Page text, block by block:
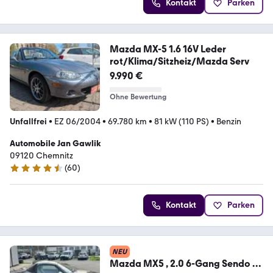
Kontakt Parken
Mazda MX-5 1.6 16V Leder
rot/Klima/Sitzheiz/Mazda Serv
9.990 €
Ohne Bewertung
Unfallfrei • EZ 06/2004• 69.780 km • 81 kW (110 PS) • Benzin
Automobile Jan Gawlik
09120 Chemnitz
4.6 Sterne
(60)
Kontakt Parken
NEU
Mazda MX5 , 2.0 6-Gang Sendo -